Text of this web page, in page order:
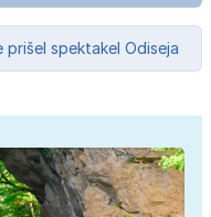
spektakel Odiseja